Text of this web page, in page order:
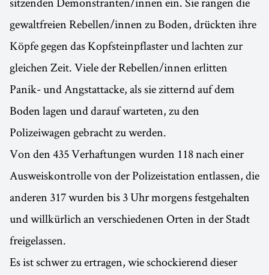
gewaltfreien Rebellen/innen zu Boden, drückten ihre
Köpfe gegen das Kopfsteinpflaster und lachten zur
gleichen Zeit. Viele der Rebellen/innen erlitten
Panik- und Angstattacke, als sie zitternd auf dem
Boden lagen und darauf warteten, zu den
Polizeiwagen gebracht zu werden.
Von den 435 Verhaftungen wurden 118 nach einer
Ausweiskontrolle von der Polizeistation entlassen, die
anderen 317 wurden bis 3 Uhr morgens festgehalten
und willkürlich an verschiedenen Orten in der Stadt
freigelassen.
Es ist schwer zu ertragen, wie schockierend dieser